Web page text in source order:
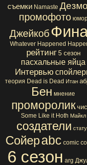
съемки Namaste
промофото
Джейкоб
Whatever Happened
рейтинг 5 сезон
пасхальные яйца
Интервью
теория Dead is Dead Итан
Бен мнение
проморолик
Some Like it Hoth Майкл
создатели
Сойерabc comic
6 сезон arg